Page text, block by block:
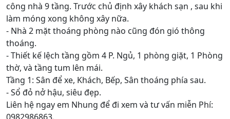
công nhà 9 tầng. Trước chủ định xây khách sạn , sau khi
làm móng xong không xây nữa.
- Nhà 2 mặt thoáng phòng nào cũng đón gió thông
thoáng.
- Thiết kế lệch tầng gồm 4 P. Ngủ, 1 phòng giặt, 1 Phòng
thờ, và tầng tum lên mái.
Tầng 1: Sân để xe, Khách, Bếp, Sân thoáng phía sau.
- Sổ đỏ nở hậu, siêu đẹp.
Liên hệ ngay em Nhung để đi xem và tư vấn miễn Phí: